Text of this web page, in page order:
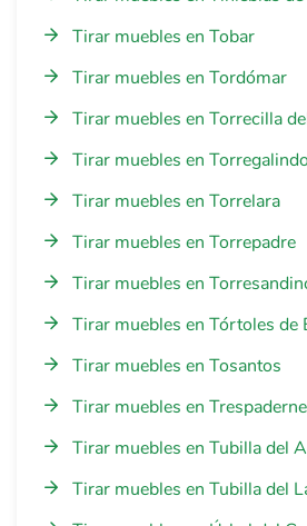
Tirar muebles en Tobar
Tirar muebles en Tordómar
Tirar muebles en Torrecilla
Tirar muebles en Torregalindo
Tirar muebles en Torrelara
Tirar muebles en Torrepadre
Tirar muebles en
Tirar muebles en Tórtoles de
Tirar muebles en Tosantos
Tirar muebles en Trespaderne
Tirar muebles en Tubilla del
Tirar muebles en Tubilla del